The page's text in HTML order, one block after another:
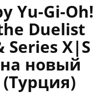
Yu-Gi-Oh!
Duelist
Series X|S
новый